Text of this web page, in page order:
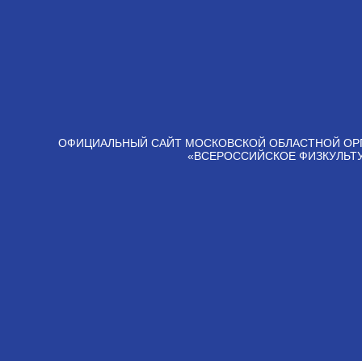
ОФИЦИАЛЬНЫЙ САЙТ МОСКОВСКОЙ ОБЛАСТНОЙ
«ВСЕРОССИЙСКОЕ